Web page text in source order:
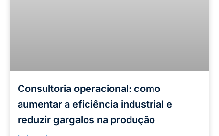
Consultoria operacional: como
aumentar a eficiência industrial e
reduzir gargalos na produção